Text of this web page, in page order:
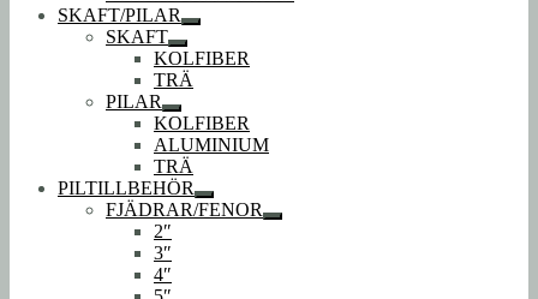
undermeny
SKAFT/PILAR
Expandera
undermeny
SKAFT
Expandera
undermeny
KOLFIBER
TRÄ
PILAR
Expandera
undermeny
KOLFIBER
ALUMINIUM
TRÄ
PILTILLBEHÖR
Expandera
undermeny
FJÄDRAR/FENOR
Expandera
2″
3″
4″